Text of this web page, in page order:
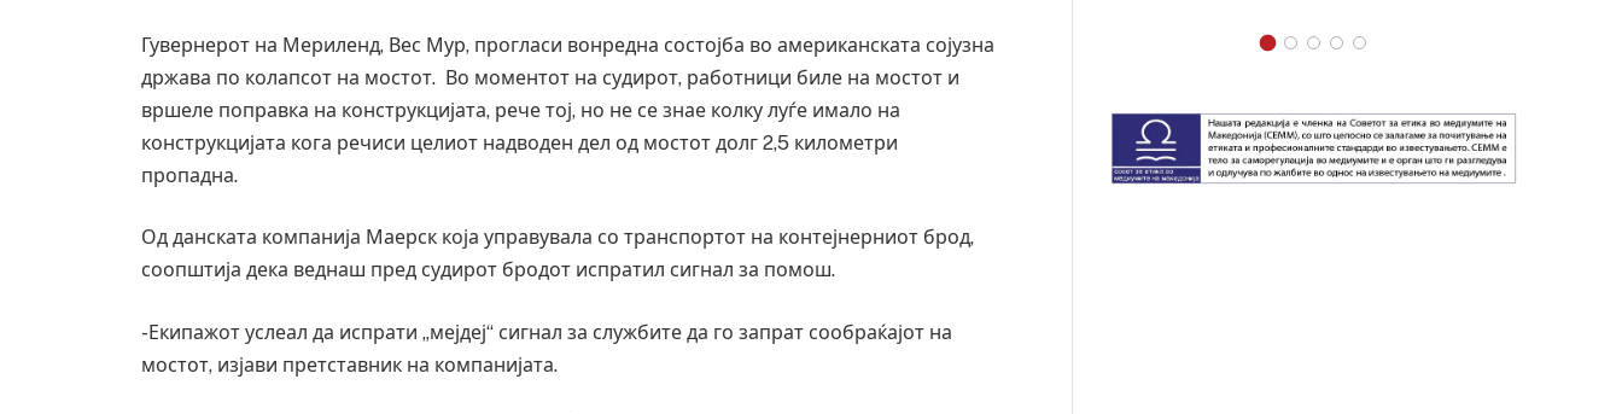
Гувернерот на Мериленд, Вес Мур, прогласи вонредна состојба во американската сојузна
држава по колапсот на мостот. Во моментот на судирот, работници биле на мостот и
вршеле поправка на конструкцијата, рече тој, но не се знае колку луѓе имало на
конструкцијата кога речиси целиот надводен дел од мостот долг 2,5 километри
пропадна.
Од данската компанија Маерск која управувала со транспортот на контејнерниот брод,
соопштија дека веднаш пред судирот бродот испратил сигнал за помош.
-Екипажот услеал да испрати „мејдеј“ сигнал за службите да го запрат сообраќајот на
мостот, изјави претставник на компанијата.